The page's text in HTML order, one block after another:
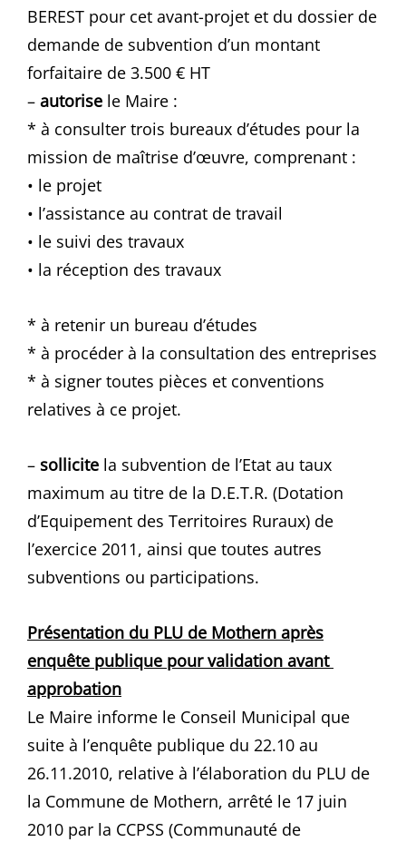
BEREST pour cet avant-projet et du dossier de
demande de subvention d’un montant
forfaitaire de 3.500 € HT
– autorise le Maire :
* à consulter trois bureaux d’études pour la
mission de maîtrise d’œuvre, comprenant :
• le projet
• l’assistance au contrat de travail
• le suivi des travaux
• la réception des travaux
* à retenir un bureau d’études
* à procéder à la consultation des entreprises
* à signer toutes pièces et conventions
relatives à ce projet.
– sollicite la subvention de l’Etat au taux
maximum au titre de la D.E.T.R. (Dotation
d’Equipement des Territoires Ruraux) de
l’exercice 2011, ainsi que toutes autres
subventions ou participations.
Présentation du PLU de Mothern après
enquête publique pour validation avant
approbation
Le Maire informe le Conseil Municipal que
suite à l’enquête publique du 22.10 au
26.11.2010, relative à l’élaboration du PLU de
la Commune de Mothern, arrêté le 17 juin
2010 par la CCPSS (Communauté de